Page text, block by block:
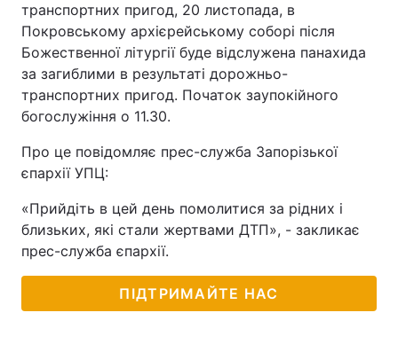
транспортних пригод, 20 листопада, в
Покровському архієрейському соборі після
Божественної літургії буде відслужена панахида
за загиблими в результаті дорожньо-
транспортних пригод. Початок заупокійного
богослужіння о 11.30.
Про це повідомляє прес-служба Запорізької
єпархії УПЦ:
«Прийдіть в цей день помолитися за рідних і
близьких, які стали жертвами ДТП», - закликає
прес-служба єпархії.
ПІДТРИМАЙТЕ НАС